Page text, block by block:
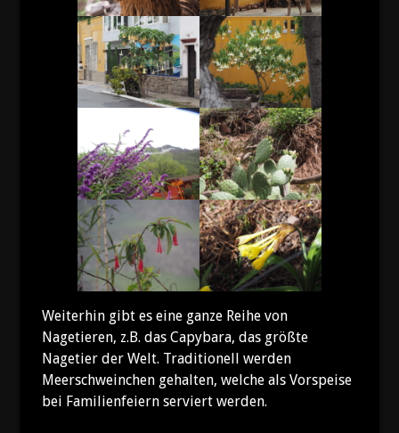
Weiterhin gibt es eine ganze Reihe von
Nagetieren, z.B. das Capybara, das größte
Nagetier der Welt. Traditionell werden
Meerschweinchen gehalten, welche als Vorspeise
bei Familienfeiern serviert werden.